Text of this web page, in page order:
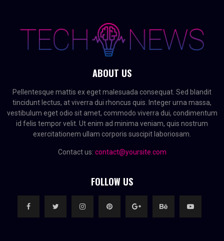
ABOUT US
Pellentesque mattis ex eget malesuada consequat. Sed blandit
tincidunt lectus, at viverra dui rhoncus quis. Integer urna massa,
vestibulum eget odio sit amet, commodo viverra dui, condimentum
id felis tempor velit. Ut enim ad minima veniam, quis nostrum
exercitationem ullam corporis suscipit laboriosam.
Contact us: contact@yoursite.com
FOLLOW US